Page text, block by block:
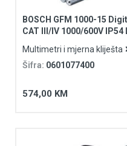
BOSCH GFM 1000-15
CAT III/IV 1000/600V IP54
Multimetri i mjerna kliješta
Šifra: 0601077400
574,00 KM